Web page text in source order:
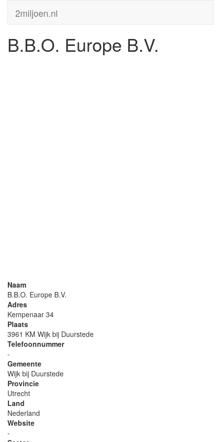
2miljoen.nl
B.B.O. Europe B.V.
Naam
B.B.O. Europe B.V.
Adres
Kempenaar 34
Plaats
3961 KM Wijk bij Duurstede
Telefoonnummer
-
Gemeente
Wijk bij Duurstede
Provincie
Utrecht
Land
Nederland
Website
-